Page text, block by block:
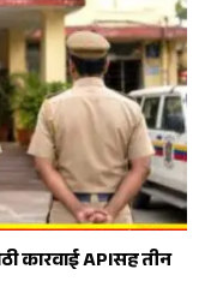
कारवाई APIसह तीन